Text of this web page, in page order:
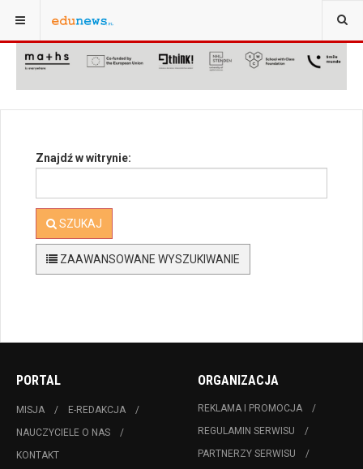
JESTEŚ TUTAJ:
Znajdź w witrynie:
SZUKAJ
ZAAWANSOWANE WYSZUKIWANIE
PORTAL
MISJA
E-REDAKCJA
NAUCZYCIELE O NAS
KONTAKT
ORGANIZACJA
REKLAMA I PROMOCJA
REGULAMIN SERWISU
PARTNERZY SERWISU